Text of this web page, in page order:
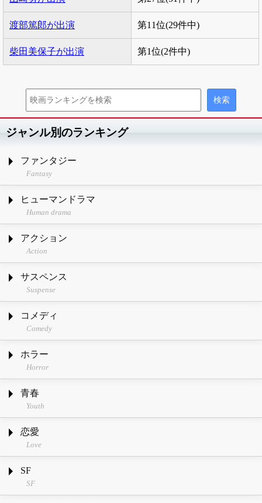
渡部篤郎が出演 第11位(29件中)
柴田美保子が出演 第1位(2件中)
ジャンル別のランキング
ファンタジー
Fantasy
ヒューマンドラマ
Human drama
アクション
Action
サスペンス
Suspense
コメディ
Comedy
ホラー
Horror
青春
Youth
恋愛
Love
SF
SF